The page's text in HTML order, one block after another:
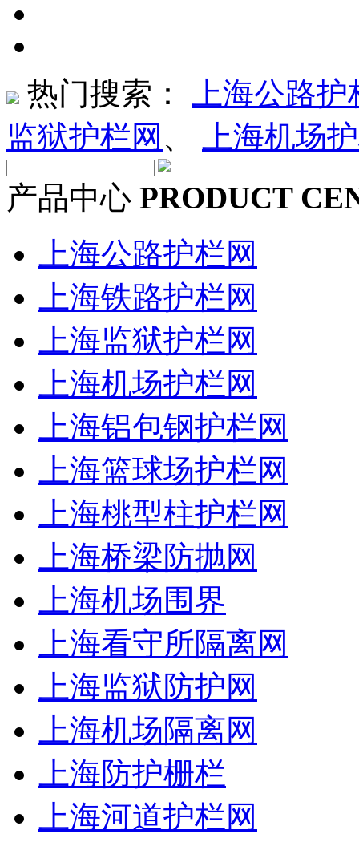
热门搜索：
上海公路
监狱护栏网 、
上海机场
产品中心 PRODUCT
上海公路护栏网
上海铁路护栏网
上海监狱护栏网
上海机场护栏网
上海铝包钢护栏网
上海篮球场护栏网
上海桃型柱护栏网
上海桥梁防抛网
上海机场围界
上海看守所隔离网
上海监狱防护网
上海机场隔离网
上海防护栅栏
上海河道护栏网